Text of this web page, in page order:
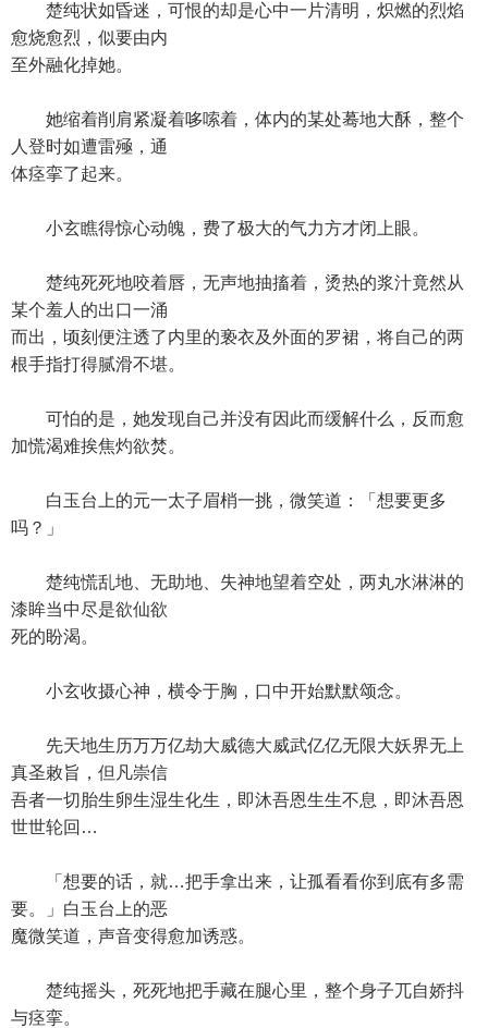
楚纯状如昏迷，可恨的却是心中一片清明，炽燃的烈焰
愈烧愈烈，似要由内
至外融化掉她。
她缩着削肩紧凝着哆嗦着，体内的某处蓦地大酥，整个
人登时如遭雷殛，通
体痉挛了起来。
小玄瞧得惊心动魄，费了极大的气力方才闭上眼。
楚纯死死地咬着唇，无声地抽搐着，烫热的浆汁竟然从
某个羞人的出口一涌
而出，顷刻便注透了内里的亵衣及外面的罗裙，将自己的两
根手指打得腻滑不堪。
可怕的是，她发现自己并没有因此而缓解什么，反而愈
加慌渴难挨焦灼欲焚。
白玉台上的元一太子眉梢一挑，微笑道：「想要更多
吗？」
楚纯慌乱地、无助地、失神地望着空处，两丸水淋淋的
漆眸当中尽是欲仙欲
死的盼渴。
小玄收摄心神，横令于胸，口中开始默默颂念。
先天地生历万万亿劫大威德大威武亿亿无限大妖界无上
真圣敕旨，但凡崇信
吾者一切胎生卵生湿生化生，即沐吾恩生生不息，即沐吾恩
世世轮回…
「想要的话，就…把手拿出来，让孤看看你到底有多需
要。」白玉台上的恶
魔微笑道，声音变得愈加诱惑。
楚纯摇头，死死地把手藏在腿心里，整个身子兀自娇抖
与痉挛。